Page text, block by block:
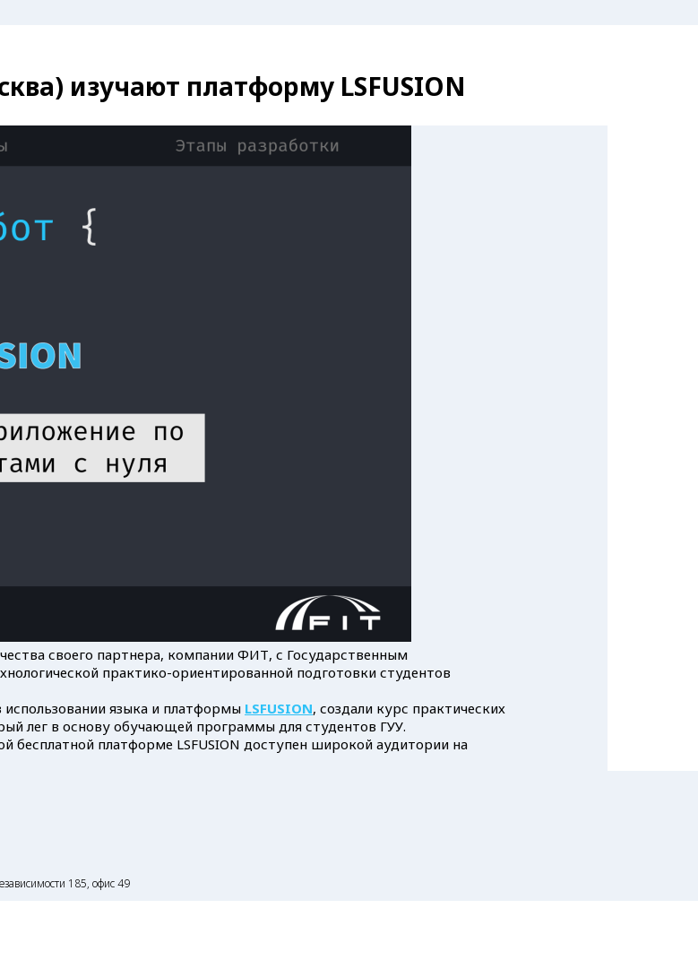
изучают платформу LSFUSION
своего партнера, компании ФИТ, с Государственным
практико-ориентированной подготовки студентов
языка и платформы LSFUSION, создали курс практических
лег в основу обучающей программы для студентов ГУУ.
бесплатной платформе LSFUSION доступен широкой аудитории на
185, офис 49